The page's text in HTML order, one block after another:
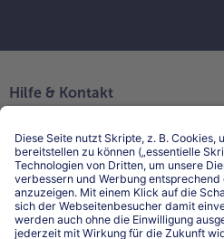
Hilfe & Kontakt
Kontakt
FAQ
Service